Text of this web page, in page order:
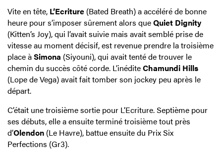
Vite en tête, L’Ecriture (Bated Breath) a accéléré de bonne
heure pour s’imposer sûrement alors queQuiet Dignity
(Kitten’s Joy), qui l’avait suivie mais avait semblé prise de
vitesse au moment décisif, est revenue prendre la troisième
place àSimona (Siyouni), qui avait tenté de trouver le
chemin du succès côté corde. L’inéditeChamundi Hills
(Lope de Vega) avait fait tomber son jockey peu après le
départ.
C’était une troisième sortie pour L’Ecriture. Septième pour
ses débuts, elle a ensuite terminé troisième tout près
d’Olendon (Le Havre), battue ensuite du Prix Six
Perfections (Gr3).